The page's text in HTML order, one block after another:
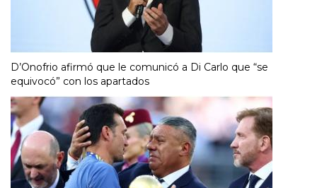
D’Onofrio afirmó que le comunicó a Di Carlo que “se
equivocó” con los apartados